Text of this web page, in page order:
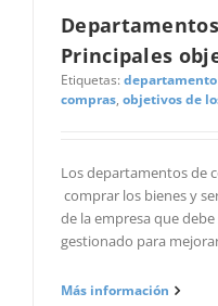
Principales
Etiquetas:
compras, objetivos de
Los departamentos de
comprar los bienes y
de la empresa que
gestionado para
Más información